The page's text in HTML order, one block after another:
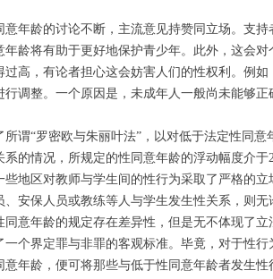
年龄的讨论不断，主流意见持赞同立场。支
龄将有助于更好地保护青少年。此外，这会对
过高，有论者担心这会妨害人们的性权利。例
调整。一个原因是，未成年人一般尚未能够
谓“罗密欧与朱丽叶法”，以对低于法定性同
的情况，所规定的性同意年龄的浮动幅度介于2
地区对教师与学生间的性行为采取了严格的
安保人员或教练等人与学生发生性关系，则无
意年龄的规定存在差异性，但是无不体现了
个界定罪与非罪的客观标准。毕竟，对于性
年龄，便可将那些与低于性同意年龄者发生性